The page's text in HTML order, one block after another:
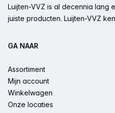
Luijten-VVZ is al decennia lang
juiste producten. Luijten-VVZ
GA NAAR
Assortiment
Mijn account
Winkelwagen
Onze locaties